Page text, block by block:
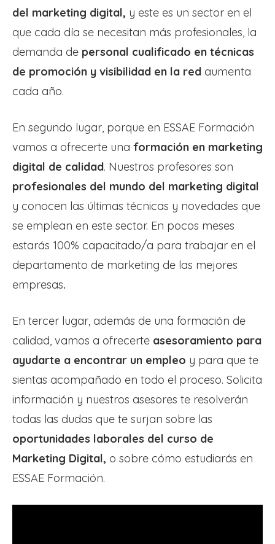
del marketing digital, y este es un sector en el
que cada día se necesitan más profesionales, la
demanda de personal cualificado en técnicas
de promoción y visibilidad en la red aumenta
cada año.
En segundo lugar, porque en ESSAE Formación
vamos a ofrecerte una formación en marketing
digital de calidad. Nuestros profesores son
profesionales del mundo del marketing digital
y conocen las últimas técnicas y novedades que
se emplean en este sector. En pocos meses
estarás 100% capacitado/a para trabajar en el
departamento de marketing de las mejores
empresas.
En tercer lugar, además de una formación de
calidad, vamos a ofrecerte asesoramiento para
ayudarte a encontrar un empleo y para que te
sientas acompañado en todo el proceso. Solicita
información y nuestros asesores te resolverán
todas las dudas que te surjan sobre las
oportunidades laborales del curso de
Marketing Digital, o sobre cómo estudiarás en
ESSAE Formación.